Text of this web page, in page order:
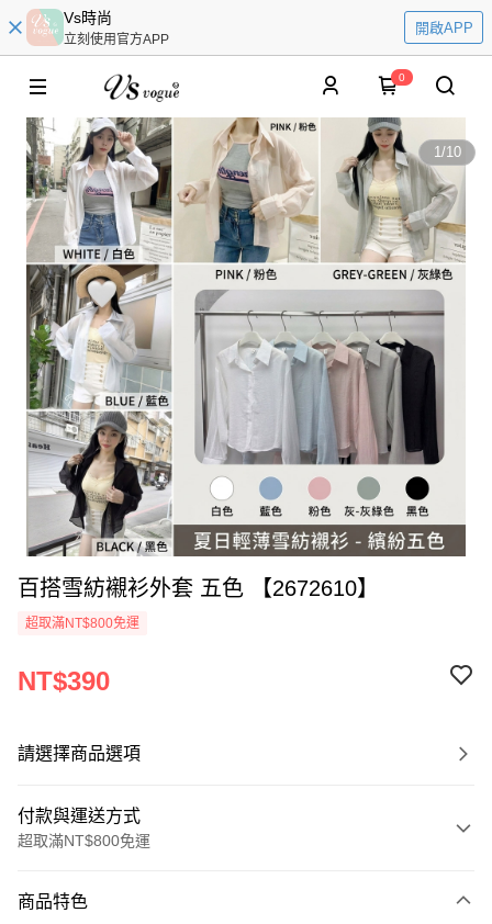
Vs時尚
立刻使用官方APP
開啟APP
0
1/10
百搭雪紡襯衫外套 五色 【2672610】
超取滿NT$800免運
NT$390
請選擇商品選項
付款與運送方式
超取滿NT$800免運
信用卡一次付款
商品特色